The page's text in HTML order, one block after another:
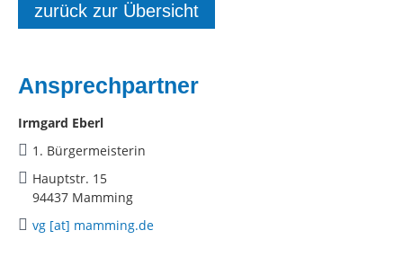
zurück zur Übersicht
Ansprechpartner
Irmgard Eberl
1. Bürgermeisterin
Hauptstr. 15
94437 Mamming
vg [at] mamming.de